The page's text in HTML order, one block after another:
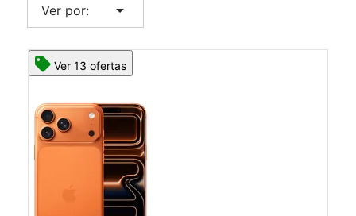
Ver por: arrow_drop_down
Ver 13 ofertas